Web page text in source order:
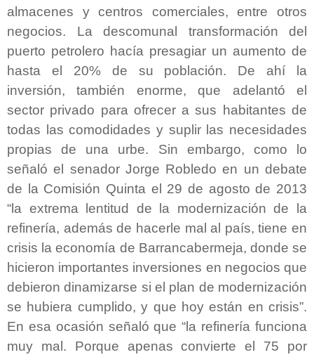
almacenes y centros comerciales, entre otros
negocios. La descomunal transformación del
puerto petrolero hacía presagiar un aumento de
hasta el 20% de su población. De ahí la
inversión, también enorme, que adelantó el
sector privado para ofrecer a sus habitantes de
todas las comodidades y suplir las necesidades
propias de una urbe. Sin embargo, como lo
señaló el senador Jorge Robledo en un debate
de la Comisión Quinta el 29 de agosto de 2013
“la extrema lentitud de la modernización de la
refinería, además de hacerle mal al país, tiene en
crisis la economía de Barrancabermeja, donde se
hicieron importantes inversiones en negocios que
debieron dinamizarse si el plan de modernización
se hubiera cumplido, y que hoy están en crisis”.
En esa ocasión señaló que “la refinería funciona
muy mal. Porque apenas convierte el 75 por